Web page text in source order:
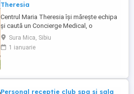
Theresia
Centrul Maria Theresia își mărește echipa
și caută un Concierge Medical, o
persoană organizată, empatică și
comunicativă, care să fie primul punct de
contact pentru pacienți și aparținători.
relația cu aparținătorii) - ...
Sura Mica, Sibiu
1 ianuarie
Personal receptie club spa si sala